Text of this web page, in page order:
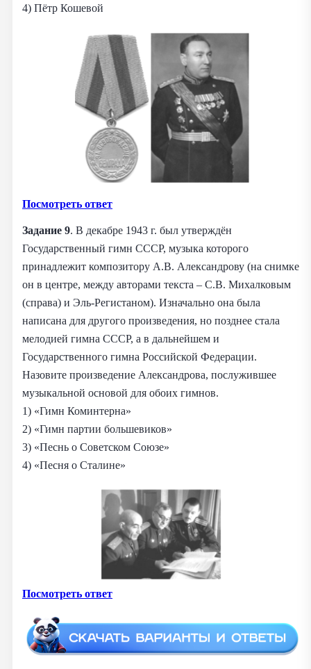
4) Пётр Кошевой
Посмотреть ответ
Задание 9. В декабре 1943 г. был утверждён
Государственный гимн СССР, музыка которого
принадлежит композитору А.В. Александрову (на снимке
он в центре, между авторами текста – С.В. Михалковым
(справа) и Эль-Регистаном). Изначально она была
написана для другого произведения, но позднее стала
мелодией гимна СССР, а в дальнейшем и
Государственного гимна Российской Федерации.
Назовите произведение Александрова, послужившее
музыкальной основой для обоих гимнов.
1) «Гимн Коминтерна»
2) «Гимн партии большевиков»
3) «Песнь о Советском Союзе»
4) «Песня о Сталине»
Посмотреть ответ